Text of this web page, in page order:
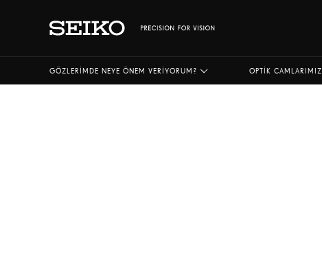
GÖZLERIMDE NEYE ÖNEM VERIYORUM? OPTIK CAMLARIMIZ